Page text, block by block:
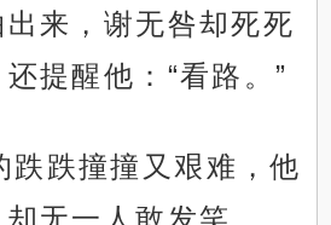
来，谢无咎却死死
提醒他：“看路。”
跌跌撞撞又艰难，他
无一人敢发笑。